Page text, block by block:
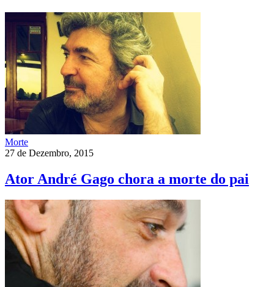
Morte
27 de Dezembro, 2015
Ator André Gago chora a morte do pai